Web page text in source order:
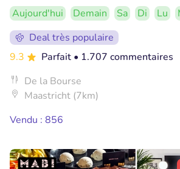
Aujourd'hui Demain Sa Di Lu
Deal très populaire
9.3
Parfait • 1.707 commentaires
De la Bourse
Maastricht (7km)
Vendu : 856